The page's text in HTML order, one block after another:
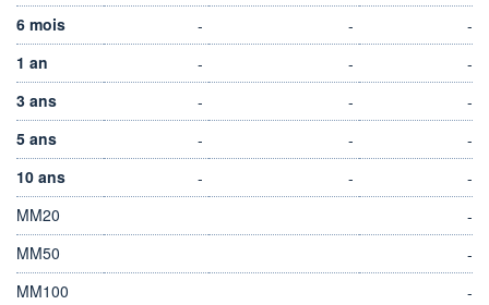
6 mois
- -
-
1 an
- -
-
3 ans
- -
-
5 ans
- -
-
10 ans
- -
-
MM20
-
MM50
-
MM100
-